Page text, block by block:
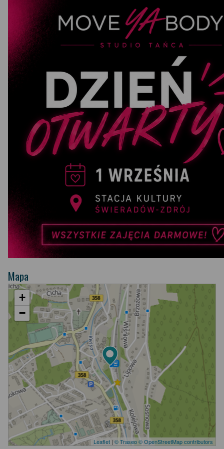
Mapa
+
−
Leaflet | © Traseo© OpenStreetMap contributors